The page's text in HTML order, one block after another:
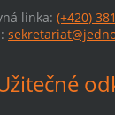
linka: (+420)